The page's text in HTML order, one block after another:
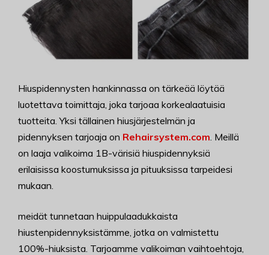
Hiuspidennysten hankinnassa on tärkeää löytää
luotettava toimittaja, joka tarjoaa korkealaatuisia
tuotteita. Yksi tällainen hiusjärjestelmän ja
pidennyksen tarjoaja on Rehairsystem.com . Meillä
on laaja valikoima 1B-värisiä hiuspidennyksiä
erilaisissa koostumuksissa ja pituuksissa tarpeidesi
mukaan.
meidät tunnetaan huippulaadukkaista
hiustenpidennyksistämme, jotka on valmistettu
100%-hiuksista. Tarjoamme valikoiman vaihtoehtoja,